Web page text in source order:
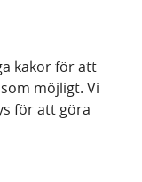
kakor för att
möjligt. Vi
för att göra